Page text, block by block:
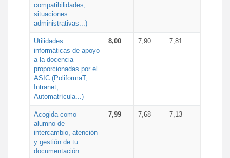
compatibilidades,
situaciones
administrativas...)
Utilidades
informáticas de apoyo
a la docencia
proporcionadas por el
ASIC (PoliformaT,
Intranet,
Automatrícula...)
8,00 7,90 7,81
Acogida como
alumno de
intercambio, atención
y gestión de tu
documentación
7,99 7,68 7,13